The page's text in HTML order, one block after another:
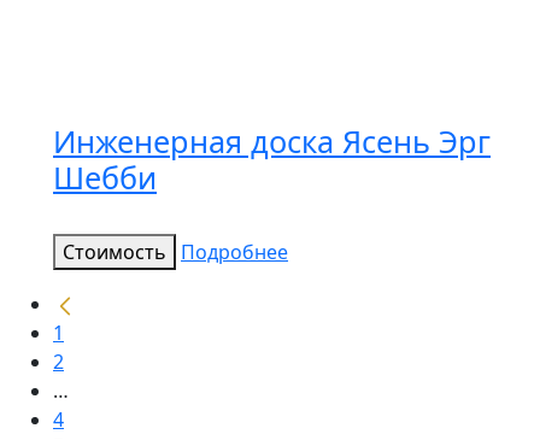
Инженерная доска Ясень Эрг
Шебби
Стоимость Подробнее
1
2
…
4